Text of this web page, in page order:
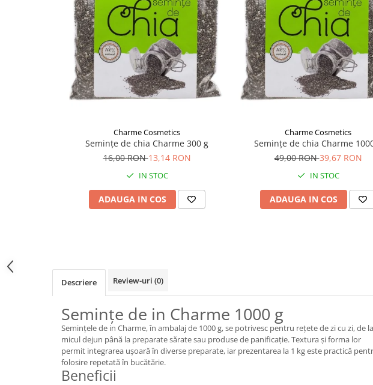
Supliment Vitamina D3
Supliment Vitamina E
Tincturi si Gemoderivate
Tuse gat si respiratie
Vitamine si minerale
Charme Cosmetics
Semințe de chia Charme 300 g
16,00 RON13,14 RON
IN STOC
ADAUGA IN COS
Charme Cosmetics
Semințe de chia Charme
49,00 RON39,67 RON
IN STOC
ADAUGA IN COS
Descriere Review-uri (0)
Semințe de in Charme 1000 g
Semințele de in Charme, în ambalaj de 1000 g, se potrivesc pentru rețete de zi cu zi, de la
micul dejun până la preparate sărate sau produse de panificație. Textura și forma lor
permit integrarea ușoară în diverse preparate, iar prezentarea la 1 kg este practică
folosire repetată în bucătărie.
Beneficii